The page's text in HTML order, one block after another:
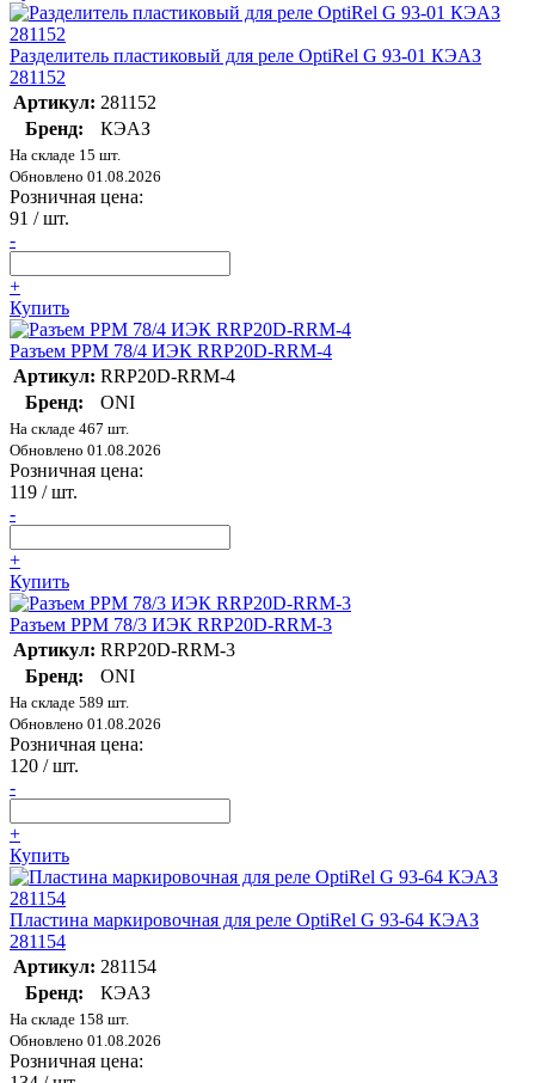
Разделитель пластиковый для реле OptiRel G 93-01 КЭАЗ
281152
Артикул: 281152
Бренд:
КЭАЗ
На складе 15 шт.
Обновлено 01.08.2026
Розничная цена:
91 / шт.
-
+
Купить
Разъем РРМ 78/4 ИЭК RRP20D-RRM-4
Артикул: RRP20D-RRM-4
Бренд:
ONI
На складе 467 шт.
Обновлено 01.08.2026
Розничная цена:
119 / шт.
-
+
Купить
Разъем РРМ 78/3 ИЭК RRP20D-RRM-3
Артикул: RRP20D-RRM-3
Бренд:
ONI
На складе 589 шт.
Обновлено 01.08.2026
Розничная цена:
120 / шт.
-
+
Купить
Пластина маркировочная для реле OptiRel G 93-64 КЭАЗ
281154
Артикул: 281154
Бренд:
КЭАЗ
На складе 158 шт.
Обновлено 01.08.2026
Розничная цена: